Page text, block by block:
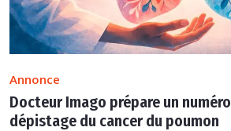
Annonce
Docteur Imago prépare un
dépistage du cancer du poumon